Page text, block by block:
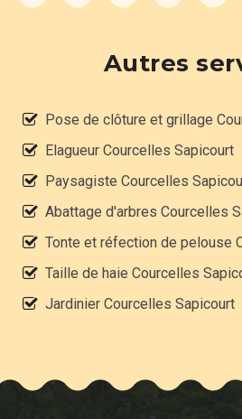
Autres
Pose de clôture et grillage
Elagueur Courcelles Sapicourt
Paysagiste Courcelles
Abattage d'arbres Courcelles
Tonte et réfection de pelouse
Taille de haie Courcelles
Jardinier Courcelles Sapicourt